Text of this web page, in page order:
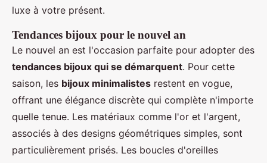
luxe à votre présent.
Tendances bijoux pour le nouvel an
Le nouvel an est l'occasion parfaite pour adopter des
tendances bijoux qui se démarquent. Pour cette
saison, les bijoux minimalistes restent en vogue,
offrant une élégance discrète qui complète n'importe
quelle tenue. Les matériaux comme l'or et l'argent,
associés à des designs géométriques simples, sont
particulièrement prisés. Les boucles d'oreilles